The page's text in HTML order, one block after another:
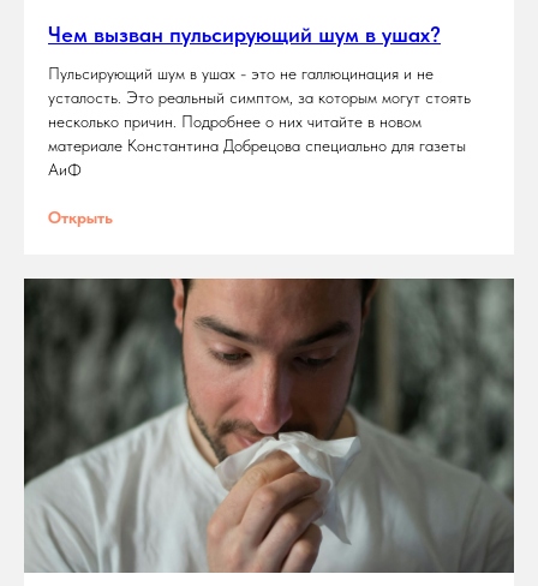
Чем вызван пульсирующий шум в ушах?
Пульсирующий шум в ушах - это не галлюцинация и не
усталость. Это реальный симптом, за которым могут стоять
несколько причин. Подробнее о них читайте в новом
материале Константина Добрецова специально для газеты
АиФ
Открыть